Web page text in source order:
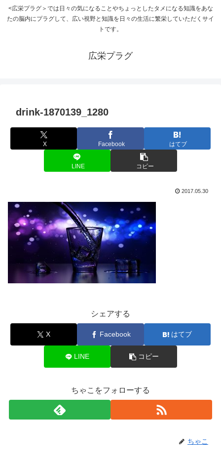
<広栄プラグ＞では日々の気になることやちょっとしたタメになる知識をあな
たの脳内にプラグして、広い視野と知識を日々の生活に繁栄していただくサイ
トです。
広栄プラグ
drink-1870139_1280
X Facebook はてブ
LINE コピー
2017.05.30
シェアする
X Facebook はてブ
LINE コピー
ちゃこをフォローする
ちゃこ